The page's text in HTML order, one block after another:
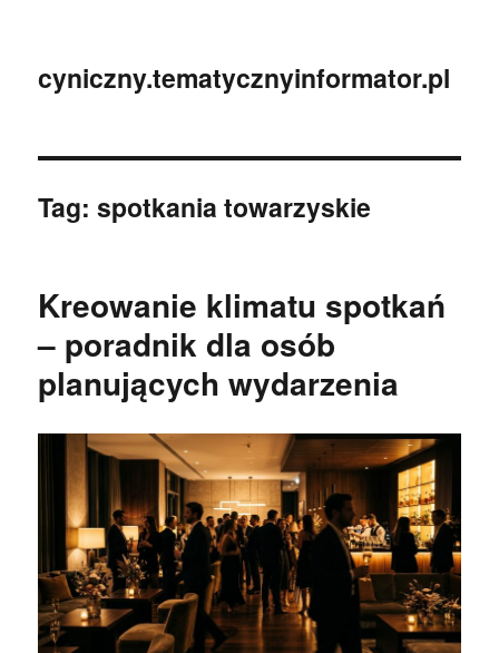
cyniczny.tematycznyinformator.pl
Tag:spotkania towarzyskie
Kreowanie klimatu spotkań
– poradnik dla osób
planujących wydarzenia